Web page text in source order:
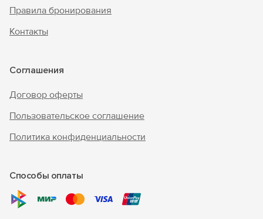
Правила бронирования
Контакты
Соглашения
Договор оферты
Пользовательское соглашение
Политика конфиденциальности
Способы оплаты